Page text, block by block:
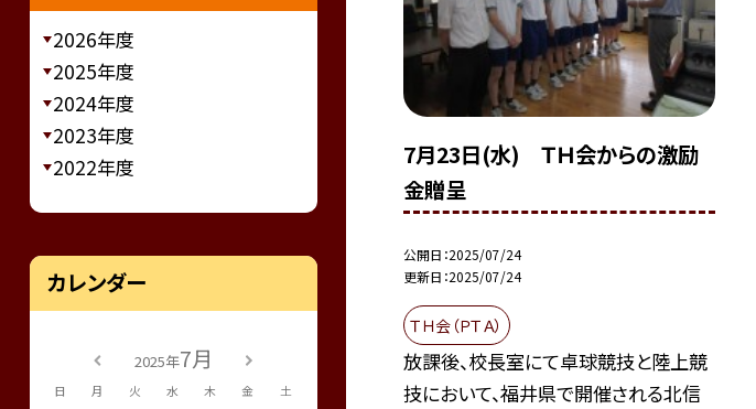
7月23日(水) ＴＨ会からの激励
金贈呈
公開日 2025/07/24
更新日 2025/07/24
ＴＨ会（ＰＴＡ）
放課後、校長室にて卓球競技と陸上競
技において、福井県で開催される北信
2026年度
2025年度
2024年度
2023年度
2022年度
カレンダー
2025年7月
日 月 火 水 木 金 土